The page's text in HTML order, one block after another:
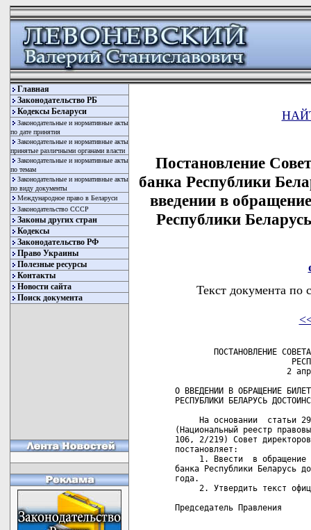
Главная
Законодательство РБ
Кодексы Беларуси
Законодательные и нормативные акты
по дате принятия
Законодательные и нормативные акты
принятые различными органами власти
Законодательные и нормативные акты
по темам
Законодательные и нормативные акты
по виду документы
Международное право в Беларуси
Законодательство СССР
Законы других стран
Кодексы
Законодательство РФ
Право Украины
Полезные ресурсы
Контакты
Новости сайта
Поиск документа
Постановление
банка Республики
введении в
Республики
Текст документа по
ПОСТАНОВЛЕНИЕ
2
О ВВЕДЕНИИ В ОБРАЩЕНИЕ
РЕСПУБЛИКИ БЕЛАРУСЬ
На основании  статьи
(Национальный реестр
106, 2/219) Совет
постановляет:
1. Ввести  в обращение
банка Республики Беларусь
года.
2. Утвердить текст
Председатель